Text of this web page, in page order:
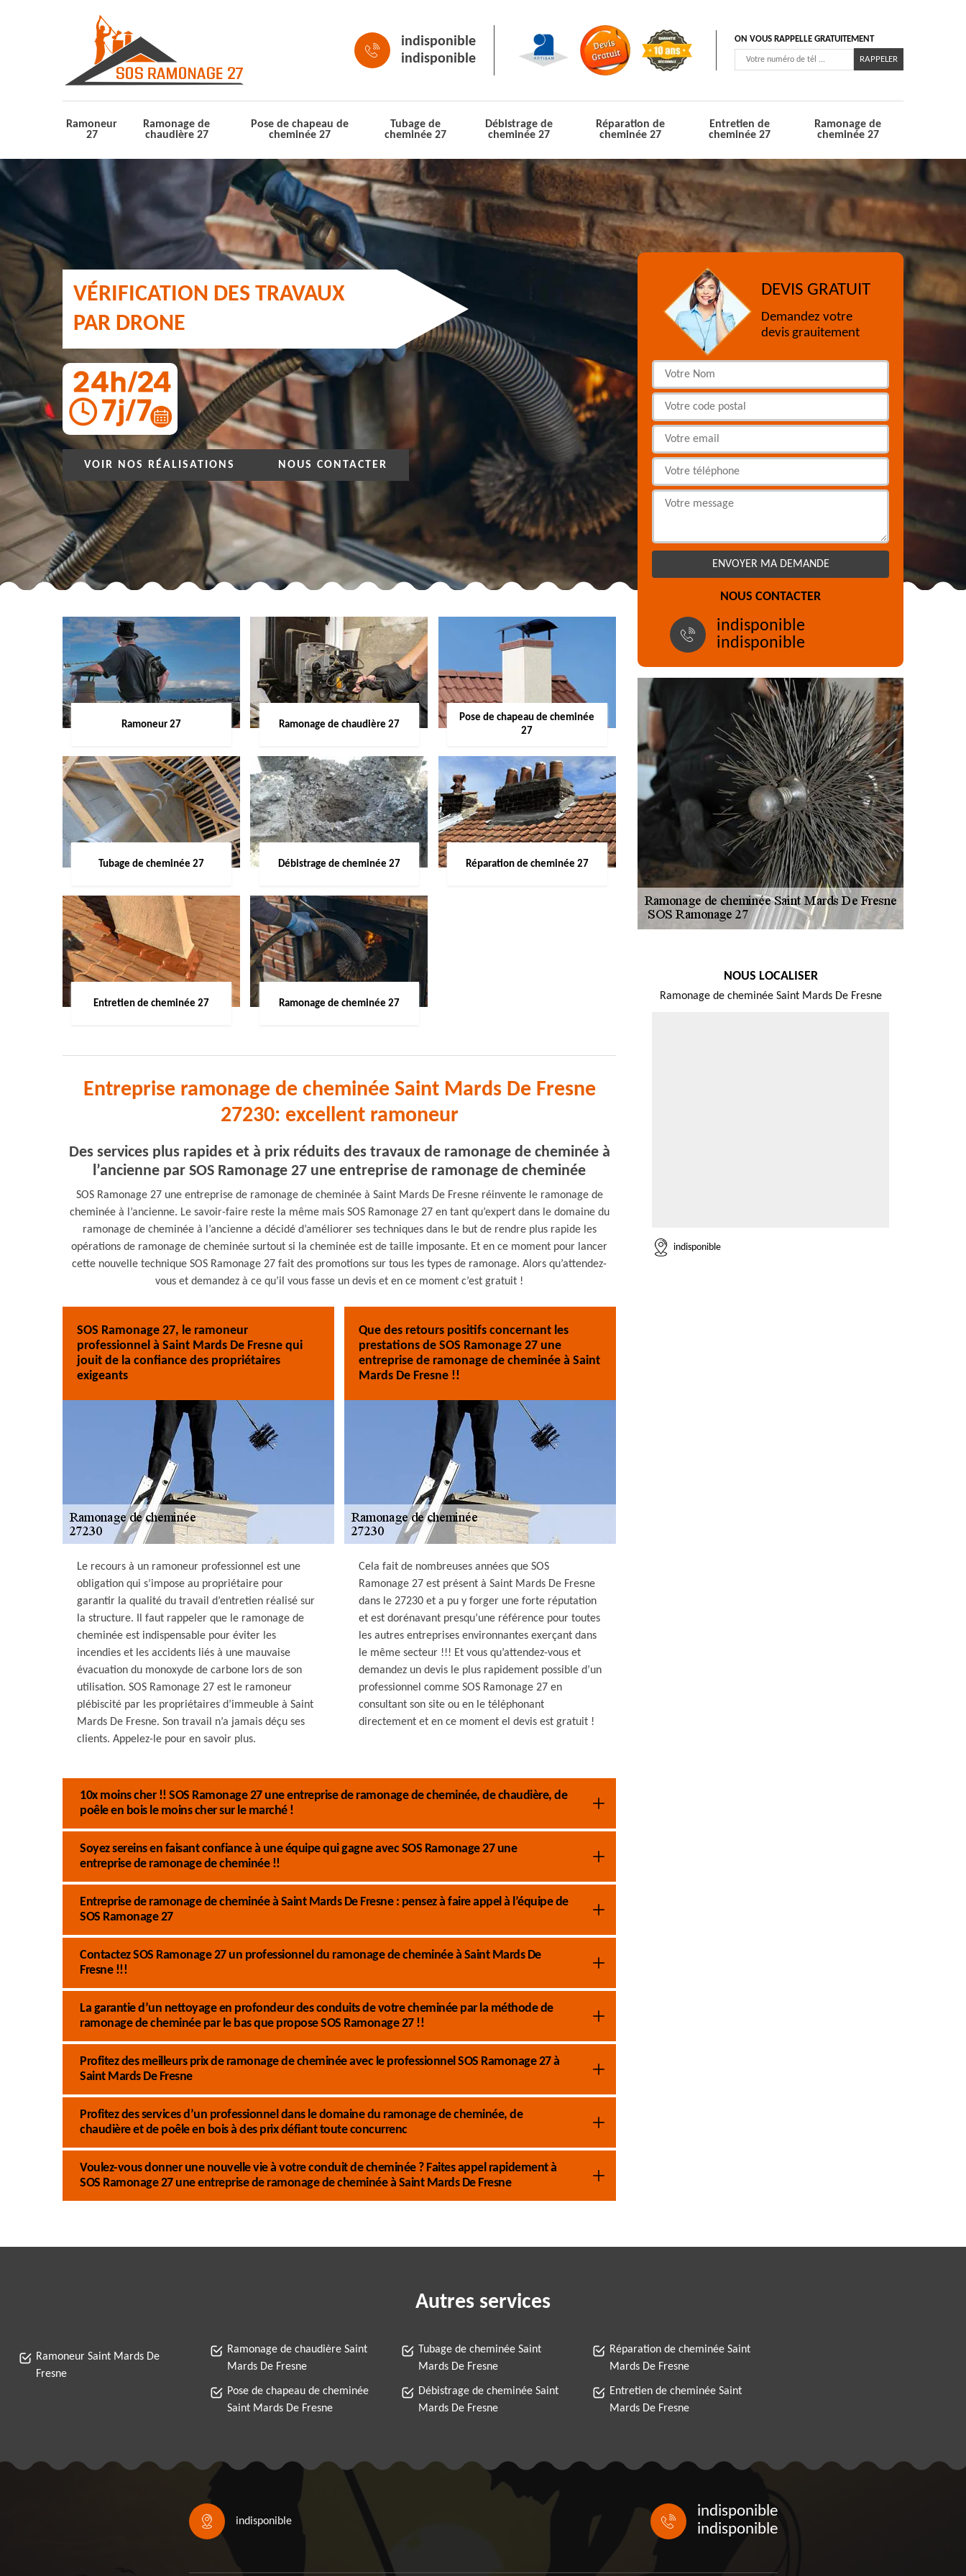
indisponible
indisponible
ON VOUS RAPPELLE GRATUITEMENT
Ramoneur
27
Ramonage de
chaudière 27
Pose de chapeau de
cheminée 27
Tubage de
cheminée 27
Débistrage de
cheminée 27
Réparation de
cheminée 27
Entretien de
cheminée 27
Ramonage de
cheminée 27
VÉRIFICATION DES TRAVAUX
PAR DRONE
VOIR NOS RÉALISATIONS NOUS CONTACTER
Ramoneur 27 Ramonage de chaudière 27
Pose de chapeau de cheminée
27
Tubage de cheminée 27 Débistrage de cheminée 27 Réparation de cheminée 27
Entretien de cheminée 27 Ramonage de cheminée 27
Entreprise ramonage de cheminée Saint Mards De Fresne
27230: excellent ramoneur
Des services plus rapides et à prix réduits des travaux de ramonage de cheminée à
l’ancienne par SOS Ramonage 27 une entreprise de ramonage de cheminée
SOS Ramonage 27 une entreprise de ramonage de cheminée à Saint Mards De Fresne réinvente le ramonage de
cheminée à l’ancienne. Le savoir-faire reste la même mais SOS Ramonage 27 en tant qu’expert dans le domaine du
ramonage de cheminée à l’ancienne a décidé d’améliorer ses techniques dans le but de rendre plus rapide les
opérations de ramonage de cheminée surtout si la cheminée est de taille imposante. Et en ce moment pour lancer
cette nouvelle technique SOS Ramonage 27 fait des promotions sur tous les types de ramonage. Alors qu’attendez-
vous et demandez à ce qu’il vous fasse un devis et en ce moment c’est gratuit !
SOS Ramonage 27, le ramoneur
professionnel à Saint Mards De Fresne qui
jouit de la confiance des propriétaires
exigeants
Le recours à un ramoneur professionnel est une
obligation qui s’impose au propriétaire pour
garantir la qualité du travail d’entretien réalisé sur
la structure. Il faut rappeler que le ramonage de
cheminée est indispensable pour éviter les
incendies et les accidents liés à une mauvaise
évacuation du monoxyde de carbone lors de son
utilisation. SOS Ramonage 27 est le ramoneur
plébiscité par les propriétaires d’immeuble à Saint
Mards De Fresne. Son travail n’a jamais déçu ses
clients. Appelez-le pour en savoir plus.
Que des retours positifs concernant les
prestations de SOS Ramonage 27 une
entreprise de ramonage de cheminée à Saint
Mards De Fresne !!
Cela fait de nombreuses années que SOS
Ramonage 27 est présent à Saint Mards De Fresne
dans le 27230 et a pu y forger une forte réputation
et est dorénavant presqu’une référence pour toutes
les autres entreprises environnantes exerçant dans
le même secteur !!! Et vous qu’attendez-vous et
demandez un devis le plus rapidement possible d’un
professionnel comme SOS Ramonage 27 en
consultant son site ou en le téléphonant
directement et en ce moment el devis est gratuit !
10x moins cher !! SOS Ramonage 27 une entreprise de ramonage de cheminée, de chaudière, de
poêle en bois le moins cher sur le marché !
Soyez sereins en faisant confiance à une équipe qui gagne avec SOS Ramonage 27 une
entreprise de ramonage de cheminée !!
Entreprise de ramonage de cheminée à Saint Mards De Fresne : pensez à faire appel à l’équipe de
SOS Ramonage 27
Contactez SOS Ramonage 27 un professionnel du ramonage de cheminée à Saint Mards De
Fresne !!!
La garantie d’un nettoyage en profondeur des conduits de votre cheminée par la méthode de
ramonage de cheminée par le bas que propose SOS Ramonage 27 !!
Profitez des meilleurs prix de ramonage de cheminée avec le professionnel SOS Ramonage 27 à
Saint Mards De Fresne
Profitez des services d’un professionnel dans le domaine du ramonage de cheminée, de
chaudière et de poêle en bois à des prix défiant toute concurrenc
Voulez-vous donner une nouvelle vie à votre conduit de cheminée ? Faites appel rapidement à
SOS Ramonage 27 une entreprise de ramonage de cheminée à Saint Mards De Fresne
DEVIS GRATUIT
Demandez votre
devis grauitement
NOUS CONTACTER
indisponible
indisponible
NOUS LOCALISER
Ramonage de cheminée Saint Mards De Fresne
indisponible
Autres services
Ramoneur Saint Mards De
Fresne
Ramonage de chaudière Saint
Mards De Fresne
Pose de chapeau de cheminée
Saint Mards De Fresne
Tubage de cheminée Saint
Mards De Fresne
Débistrage de cheminée Saint
Mards De Fresne
Réparation de cheminée Saint
Mards De Fresne
Entretien de cheminée Saint
Mards De Fresne
indisponible
indisponible
indisponible